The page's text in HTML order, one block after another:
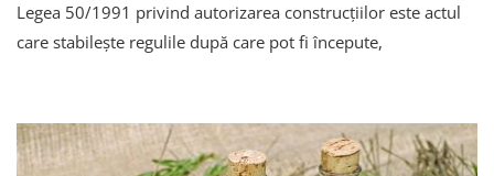
Este
Legea
50/1991
Construcțiilor
Legea 50/1991 privind autorizarea construcțiilor este actul
care stabilește regulile după care pot fi începute,